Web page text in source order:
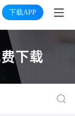
下载APP